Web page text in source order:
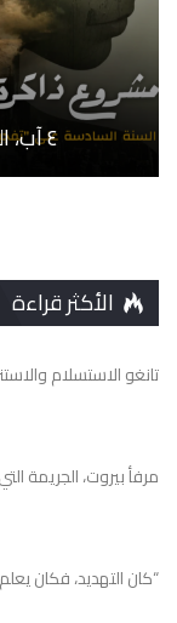
٤ آب، العدالة أيضاً من شروط السيادة
الأكثر قراءة
تانغو الاستسلام
مرفأ بيروت، الجريمة
“كان التهديد، فكان يعلم،